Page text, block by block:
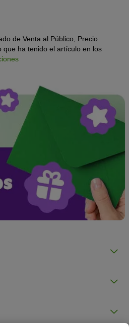
desventajas de este método
de Venta al Público, Precio
que ha tenido el artículo en los